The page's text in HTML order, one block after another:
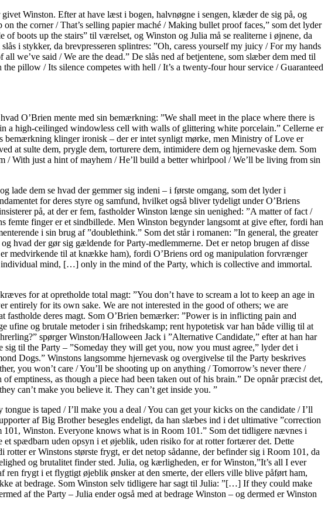
Winston. Efter at have læst i bogen, halvnøgne i sengen, klæder de sig på, og
the corner / That’s selling papier maché / Making bullet proof faces,” som det lyder
boots up the stairs” til værelset, og Winston og Julia må se realiterne i øjnene, da
i stykker, da brevpresseren splintres: ”Oh, caress yourself my juicy / For my hands
we’ve said / We are the dead.” De slås ned af betjentene, som slæber dem med til
pillow / Its silence competes with hell / It’s a twenty-four hour service / Guaranteed
O’Brien mente med sin bemærkning: ”We shall meet in the place where there is
a high-ceilinged windowless cell with walls of glittering white porcelain.” Cellerne er
bemærkning klinger ironisk – der er intet synligt mørke, men Ministry of Love er
at sulte dem, prygle dem, torturere dem, intimidere dem og hjernevaske dem. Som
/ With just a hint of mayhem / He’ll build a better whirlpool / We’ll be living from sin
dem se hvad der gemmer sig indeni – i første omgang, som det lyder i
for deres styre og samfund, hvilket også bliver tydeligt under O’Briens
på, at der er fem, fastholder Winston længe sin uenighed: ”A matter of fact /
femte finger er et sindbillede. Men Winston begynder langsomt at give efter, fordi han
i sin brug af ”doublethink.” Som det står i romanen: ”In general, the greater
hvad der gør sig gældende for Party-medlemmerne. Det er netop brugen af disse
medvirkende til at knække ham), fordi O’Briens ord og manipulation forvrænger
mind, […] only in the mind of the Party, which is collective and immortal.
for at opretholde total magt: ”You don’t have to scream a lot to keep an age in
entirely for its own sake. We are not interested in the good of others; we are
deres magt. Som O’Brien bemærker: ”Power is in inflicting pain and
ufine og brutale metoder i sin frihedskamp; rent hypotetisk var han både villig til at
spørger Winston/Halloween Jack i ”Alternative Candidate,” efter at han har
til the Party – ”Someday they will get you, now you must agree,” lyder det i
Dogs.” Winstons langsomme hjernevask og overgivelse til the Party beskrives
you won’t care / You’ll be shooting up on anything / Tomorrow’s never there /
emptiness, as though a piece had been taken out of his brain.” De opnår præcist det,
can’t make you believe it. They can’t get inside you. ”
is taped / I’ll make you a deal / You can get your kicks on the candidate / I’ll
af Big Brother besegles endeligt, da han slæbes ind i det ultimative ”correction
Winston. Everyone knows what is in Room 101.” Som det tidligere nævnes i
spædbarn uden opsyn i et øjeblik, uden risiko for at rotter fortærer det. Dette
rotter er Winstons største frygt, er det netop sådanne, der befinder sig i Room 101, da
og brutalitet finder sted. Julia, og kærligheden, er for Winston,”It’s all I ever
frygt i et flygtigt øjeblik ønsker at den smerte, der ellers ville blive påført ham,
at bedrage. Som Winston selv tidligere har sagt til Julia: ”[…] If they could make
af the Party – Julia ender også med at bedrage Winston – og dermed er Winston